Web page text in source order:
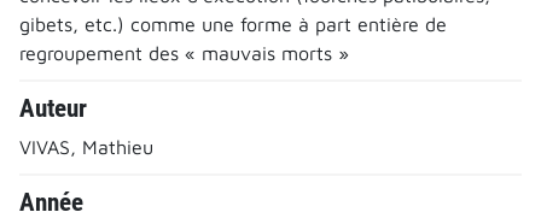
gibets, etc.) comme une forme à part entière de
regroupement des « mauvais morts »
Auteur
VIVAS, Mathieu
Année